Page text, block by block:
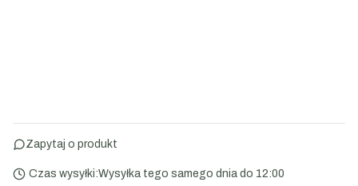
Zapytaj o produkt
Czas wysyłki:Wysyłka tego samego dnia do 12:00